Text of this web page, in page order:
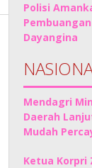
Polisi
Dayangina
Mendagri
Daerah
Mudah
Ketua Korpri